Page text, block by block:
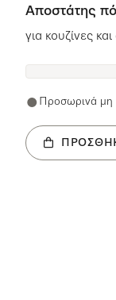
Αποστάτης
για κουζίνες
Προσωρινά μη